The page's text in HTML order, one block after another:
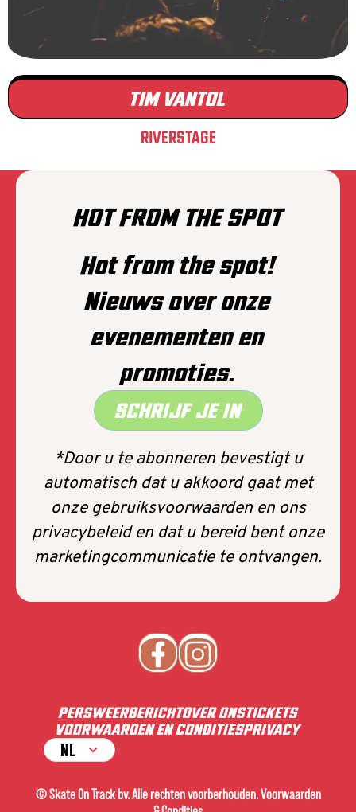
TIM VANTOL
RIVERSTAGE
HOT FROM THE SPOT
Hot from the spot!
Nieuws over onze
evenementen en
promoties.
SCHRIJF JE IN
*Door u te abonneren bevestigt u
automatisch dat u akkoord gaat met
onze gebruiksvoorwaarden en ons
privacybeleid en dat u bereid bent onze
marketingcommunicatie te ontvangen.
PERSWEERBERICHTOVER ONSTICKETS
VOORWAARDEN EN CONDITIESPRIVACY
NL
© Skate On Track bv. Alle rechten voorberhouden. Voorwaarden